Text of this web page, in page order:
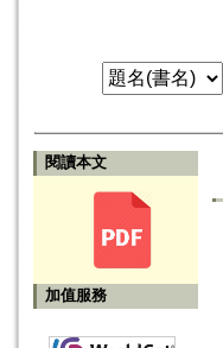
閱讀本文
加值服務